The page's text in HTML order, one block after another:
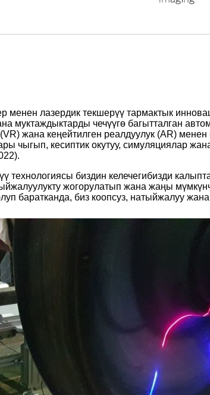
менен лазердик текшерүү тармактык
муктаждыктарды чечүүгө багытталган
жана кеңейтилген реалдуулук (AR) менен
чыгып, кесиптик окутуу, симуляциялар
технологиясы биздин келечегибизди
жогорулатып жана жаңы
баратканда, биз коопсуз, натыйжалуу